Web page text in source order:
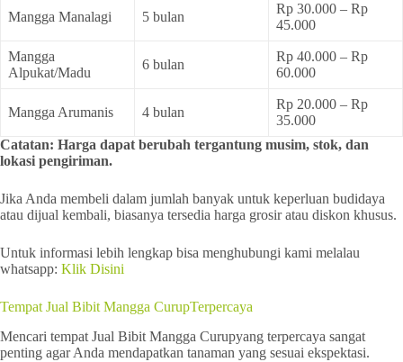
Mangga Manalagi 5 bulan
Rp 30.000 – Rp
45.000
Mangga
Alpukat/Madu
6 bulan
Rp 40.000 – Rp
60.000
Mangga Arumanis 4 bulan
Rp 20.000 – Rp
35.000
Catatan: Harga dapat berubah tergantung musim, stok, dan
lokasi pengiriman.
Jika Anda membeli dalam jumlah banyak untuk keperluan budidaya
atau dijual kembali, biasanya tersedia harga grosir atau diskon khusus.
Untuk informasi lebih lengkap bisa menghubungi kami melalau
whatsapp: Klik Disini
Tempat Jual Bibit Mangga CurupTerpercaya
Mencari tempat Jual Bibit Mangga Curupyang terpercaya sangat
penting agar Anda mendapatkan tanaman yang sesuai ekspektasi.